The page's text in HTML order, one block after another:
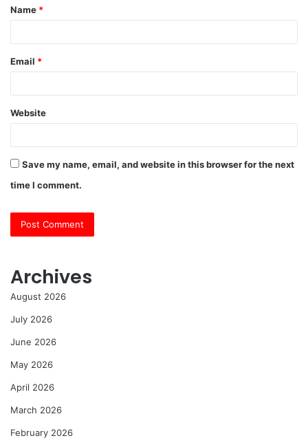
*
Name *
Email *
Website
Save my name, email, and website in this browser for the next
time I comment.
Archives
August 2026
July 2026
June 2026
May 2026
April 2026
March 2026
February 2026